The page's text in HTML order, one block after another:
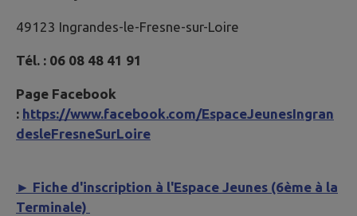
49123 Ingrandes-le-Fresne-sur-Loire
Tél. : 06 08 48 41 91
Page Facebook
: https://www.facebook.com/EspaceJeunesIngran
desleFresneSurLoire
► Fiche d'inscription à l'Espace Jeunes (6ème à la
Terminale)